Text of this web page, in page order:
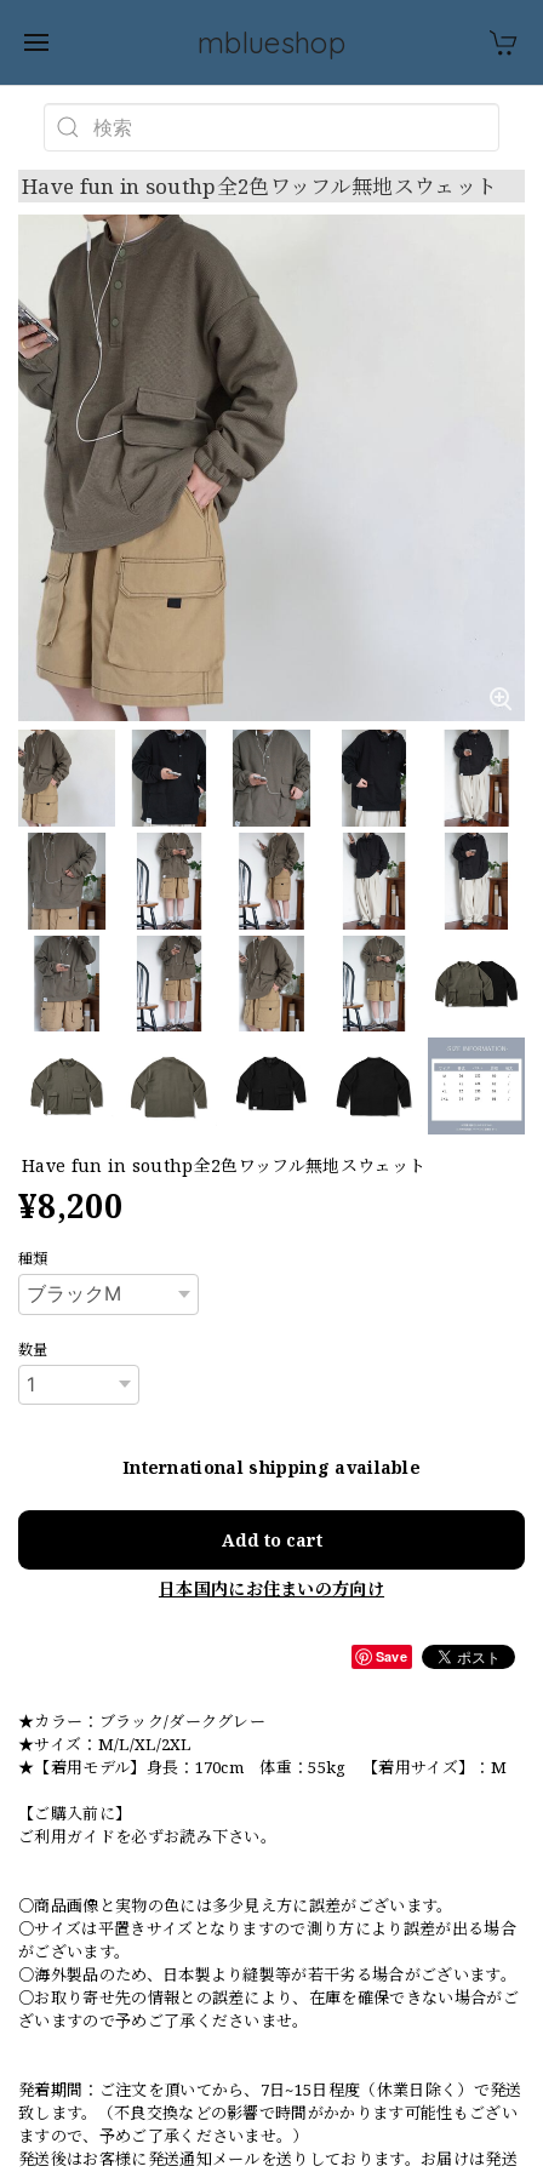
mblueshop
Have fun in southp全2色ワッフル無地スウェット
Have fun in southp全2色ワッフル無地スウェット
¥8,200
種類
数量
International shipping available
Add to cart
日本国内にお住まいの方向け
Save
★カラー：ブラック/ダークグレー
★サイズ：M/L/XL/2XL
★【着用モデル】身長：170cm 体重：55kg 【着用サイズ】：M
【ご購入前に】
ご利用ガイドを必ずお読み下さい。
○商品画像と実物の色には多少見え方に誤差がございます。
○サイズは平置きサイズとなりますので測り方により誤差が出る場合
がございます。
○海外製品のため、日本製より縫製等が若干劣る場合がございます。
○お取り寄せ先の情報との誤差により、在庫を確保できない場合がご
ざいますので予めご了承くださいませ。
発着期間：ご注文を頂いてから、7日~15日程度（休業日除く）で発送
致します。（不良交換などの影響で時間がかかります可能性もござい
ますので、予めご了承くださいませ。）
発送後はお客様に発送通知メールを送りしております。お届けは発送